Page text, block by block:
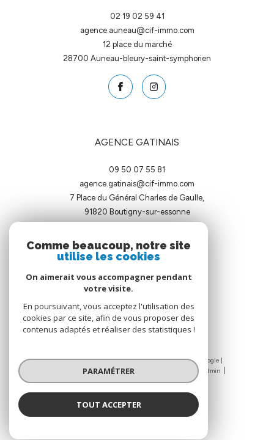
02 19 02 59 41
agence.auneau@cif-immo.com
12 place du marché
28700
auneau-bleury-saint-symphorien
AGENCE GATINAIS
09 50 07 55 81
agence.gatinais@cif-immo.com
7 Place du Général Charles de Gaulle,
91820
boutigny-sur-essonne
© 2026 | Tous droits réservés | Traduction powered by Google |
Nos honoraires
Plan du site
Admin
Nos liens
Politique RGPD Cookies
Comme beaucoup, notre site
utilise les cookies
On aimerait vous accompagner pendant
votre visite.
En poursuivant, vous acceptez l'utilisation des
cookies par ce site, afin de vous proposer des
contenus adaptés et réaliser des statistiques !
PARAMÉTRER
TOUT ACCEPTER